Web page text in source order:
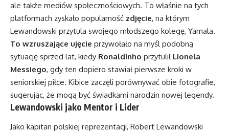
ale także mediów społecznościowych. To właśnie na tych
platformach zyskało popularność zdjęcie, na którym
Lewandowski przytula swojego młodszego kolegę, Yamala.
To wzruszające ujęcie przywołało na myśl podobną
sytuację sprzed lat, kiedy Ronaldinho przytulił Lionela
Messiego, gdy ten dopiero stawiał pierwsze kroki w
seniorskiej piłce. Kibice zaczęli porównywać obie fotografie,
sugerując, że mogą być świadkami narodzin nowej legendy.
Lewandowski jako Mentor i Lider
Jako kapitan polskiej reprezentacji, Robert Lewandowski